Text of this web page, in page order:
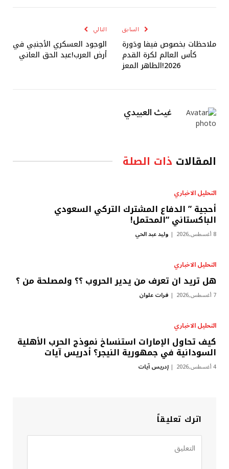
السابق
ملاحظات بخصوص فيفا ودَورة
كأس العالم لكرة القدم
2026!الطاهر المعز
التالي
الوجود العسكري الأجنبي في
أرض العرب!عبد الحق العاني
غيث العبيدي
المقالات ذات الصلة
التحليل الاخباري
أحجية ” الدفاع المشترك التركي السعودي
الباكستاني “المحتمل!
8 أغسطس,2026 وليد عبد الحي
التحليل الاخباري
هل تريد ان تعرف من يدير الحروب ؟؟ ولمصلحة من ؟
7 أغسطس,2026 فرات علوان
التحليل الاخباري
كيف تحاول الإمارات استنساخ نموذج الحرب الأهلية
السودانية في جمهورية النيجر؟ أدريس آيات
4 أغسطس,2026 إدريس آيات
اترك تعليقاً